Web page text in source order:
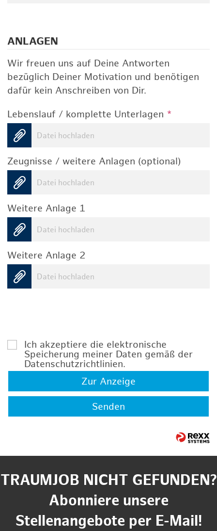
ANLAGEN
Wir freuen uns auf Deine Antworten
bezüglich Deiner Motivation und benötigen
dafür kein Anschreiben von Dir.
Lebenslauf / komplette Unterlagen *
Datei hochladen
Zeugnisse / weitere Anlagen (optional)
Datei hochladen
Weitere Anlage 1
Datei hochladen
Weitere Anlage 2
Datei hochladen
Ich akzeptiere die elektronische
Speicherung meiner Daten gemäß der
Datenschutzrichtlinien.
Zur Anzeige
Senden
TRAUMJOB NICHT GEFUNDEN?
Abonniere unsere
Stellenangebote per E-Mail!